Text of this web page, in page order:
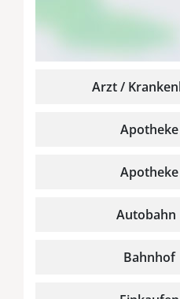
Arzt /
Apotheke
Apotheke
Autobahn
Bahnhof